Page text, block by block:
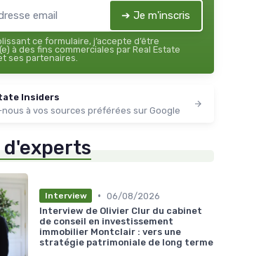
➔ Je m'inscris
ce formulaire, j’accepte d’être
à des fins commerciales par Real Estate
ses partenaires.
Insiders
à vos sources préférées sur Google
d'experts
Interview • 06/08/2026
Interview de Olivier Clur du cabinet
de conseil en investissement
immobilier Montclair : vers une
stratégie patrimoniale de long terme